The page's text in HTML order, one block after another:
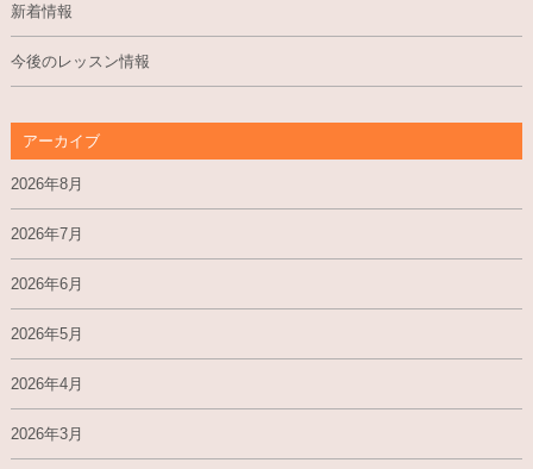
新着情報
今後のレッスン情報
アーカイブ
2026年8月
2026年7月
2026年6月
2026年5月
2026年4月
2026年3月